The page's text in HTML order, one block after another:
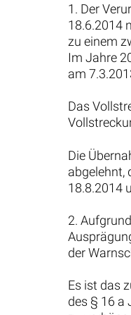
1. Der
18.6.2014
zu einem
Im Jahre
am
Das
Die
abgelehnt,
18.8.2014
2.
der
Es ist das
des § 16 a